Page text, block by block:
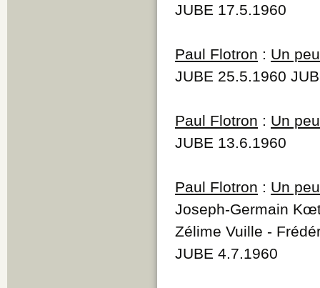
JUBE 17.5.1960
Paul Flotron : Un
JUBE 25.5.1960
Paul Flotron : Un
JUBE 13.6.1960
Paul Flotron : Un
Joseph-Germain
Zélime Vuille -
JUBE 4.7.1960